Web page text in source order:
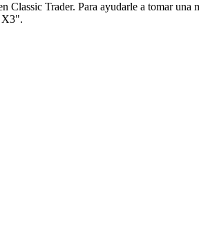
Trader. Para ayudarle a tomar
X3".